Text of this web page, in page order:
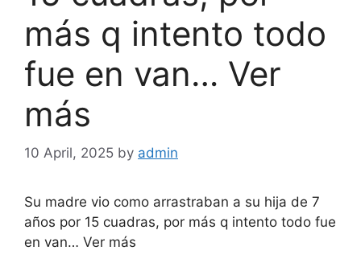
más q intento todo
fue en van… Ver
más
10 April, 2025 by admin
Su madre vio como arrastraban a su hija de 7
años por 15 cuadras, por más q intento todo fue
en van… Ver más